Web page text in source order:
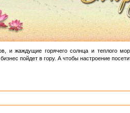
и жаждущие горячего солнца и теплого
пойдет в гору. А чтобы настроение